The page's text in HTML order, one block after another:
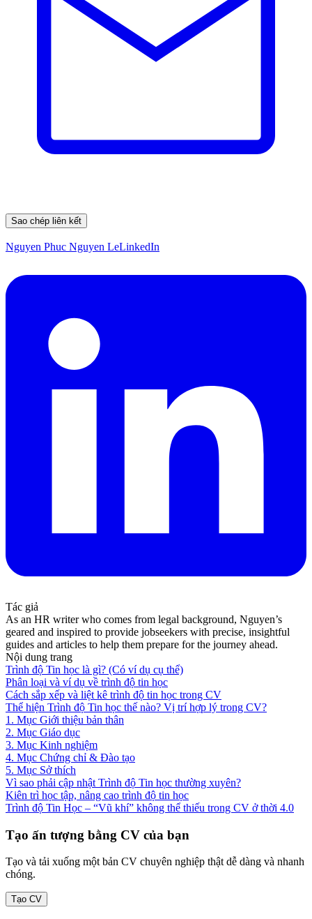
Sao chép liên kết
Nguyen Phuc Nguyen LeLinkedIn
Tác giả
As an HR writer who comes from legal background, Nguyen’s
geared and inspired to provide jobseekers with precise, insightful
guides and articles to help them prepare for the journey ahead.
Nội dung trang
Trình độ Tin học là gì? (Có ví dụ cụ thể)
Phân loại và ví dụ về trình độ tin học
Cách sắp xếp và liệt kê trình độ tin học trong CV
Thể hiện Trình độ Tin học thế nào? Vị trí hợp lý trong CV?
1. Mục Giới thiệu bản thân
2. Mục Giáo dục
3. Mục Kinh nghiệm
4. Mục Chứng chỉ & Đào tạo
5. Mục Sở thích
Vì sao phải cập nhật Trình độ Tin học thường xuyên?
Kiên trì học tập, nâng cao trình độ tin học
Trình độ Tin Học – “Vũ khí” không thể thiếu trong CV ở thời 4.0
Tạo ấn tượng bằng CV của bạn
Tạo và tải xuống một bản CV chuyên nghiệp thật dễ dàng và nhanh
chóng.
Tạo CV